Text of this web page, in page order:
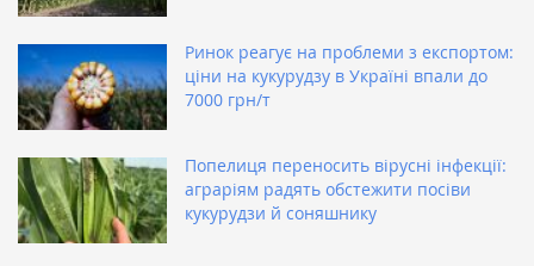
Ринок реагує на проблеми з експортом:
ціни на кукурудзу в Україні впали до
7000 грн/т
Попелиця переносить вірусні інфекції:
аграріям радять обстежити посіви
кукурудзи й соняшнику